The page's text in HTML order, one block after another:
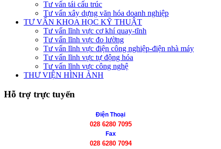
Tư vấn tái cấu trúc
Tư vấn xây dựng văn hóa doanh nghiệp
TƯ VẤN KHOA HỌC KỸ THUẬT
Tư vấn lĩnh vực cơ khí quay-tĩnh
Tư vấn lĩnh vực đo lường
Tư vấn lĩnh vực điện công nghiệp-điện nhà máy
Tư vấn lĩnh vực tự động hóa
Tư vấn lĩnh vực công nghệ
THƯ VIỆN HÌNH ẢNH
Hỗ trợ trực tuyến
Điện Thoại
028 6280 7095
Fax
028 6280 7094